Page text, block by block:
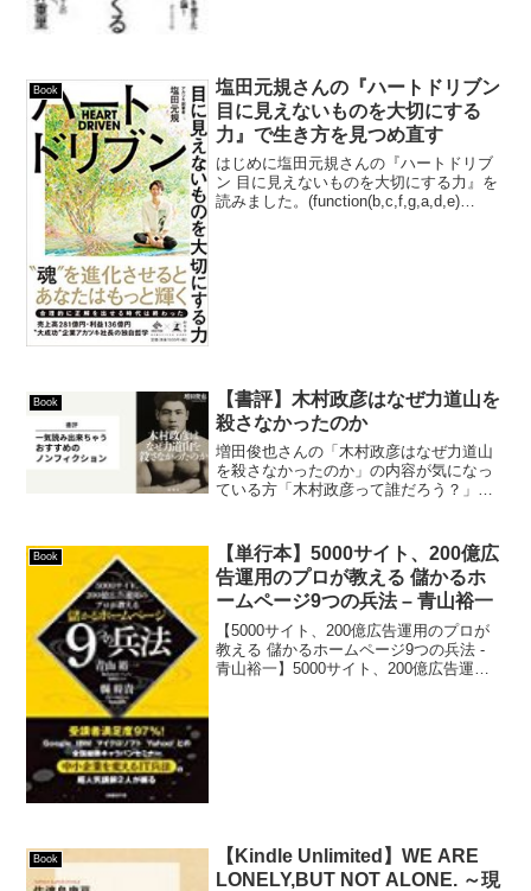
Book
塩田元規さんの『ハートドリブン
目に見えないものを大切にする
力』で生き方を見つめ直す
はじめに塩田元規さんの『ハートドリブ
ン 目に見えないものを大切にする力』を
読みました。(function(b,c,f,g,a,d,e)
Book
【書評】木村政彦はなぜ力道山を
殺さなかったのか
増田俊也さんの「木村政彦はなぜ力道山
を殺さなかったのか」の内容が気になっ
ている方「木村政彦って誰だろう？」
け知りたい」こういった方に向けて書い
た記事です。
Book
【単行本】5000サイト、200億広
告運用のプロが教える 儲かるホ
ームページ9つの兵法 – 青山裕一
【5000サイト、200億広告運用のプロが
教える 儲かるホームページ9つの兵法 -
青山裕一】5000サイト、200億広告運用
Book
【Kindle Unlimited】WE ARE
LONELY,BUT NOT ALONE. ～現